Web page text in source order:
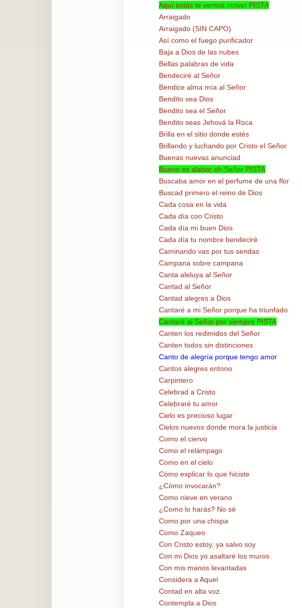
Aquí estás te vemos mover PISTA
Arraigado
Arraigado (SIN CAPO)
Así como el fuego purificador
Baja a Dios de las nubes
Bellas palabras de vida
Bendeciré al Señor
Bendice alma mía al Señor
Bendito sea Dios
Bendito sea el Señor
Bendito seas Jehová la Roca
Brilla en el sitio donde estés
Brillando y luchando por Cristo el Señor
Buenas nuevas anunciad
Bueno es alabar oh Señor PISTA
Buscaba amor en el perfume de una flor
Buscad primero el reino de Dios
Cada cosa en la vida
Cada día con Cristo
Cada día mi buen Dios
Cada día tu nombre bendeciré
Caminando vas por tus sendas
Campana sobre campana
Canta aleluya al Señor
Cantad al Señor
Cantad alegres a Dios
Cantaré a mi Señor porque ha triunfado
Cantaré al Señor por siempre PISTA
Canten los redimidos del Señor
Canten todos sin distinciones
Canto de alegría porque tengo amor
Cantos alegres entono
Carpintero
Celebrad a Cristo
Celebraré tu amor
Cielo es precioso lugar
Cielos nuevos donde mora la justicia
Como el ciervo
Como el relámpago
Como en el cielo
Cómo explicar lo que hiciste
¿Cómo invocarán?
Como nieve en verano
¿Como lo harás? No sé
Como por una chispa
Como Zaqueo
Con Cristo estoy, ya salvo soy
Con mi Dios yo asaltaré los muros
Con mis manos levantadas
Considera a Aquel
Contad en alta voz.
Contempla a Dios